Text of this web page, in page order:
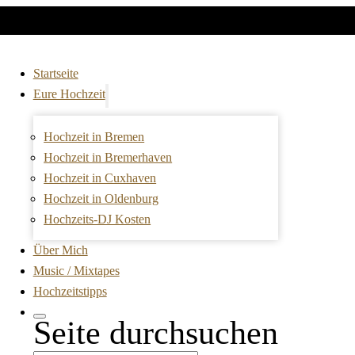
Startseite
Eure Hochzeit
Hochzeit in Bremen
Hochzeit in Bremerhaven
Hochzeit in Cuxhaven
Hochzeit in Oldenburg
Hochzeits-DJ Kosten
Über Mich
Music / Mixtapes
Hochzeitstipps
Seite durchsuchen